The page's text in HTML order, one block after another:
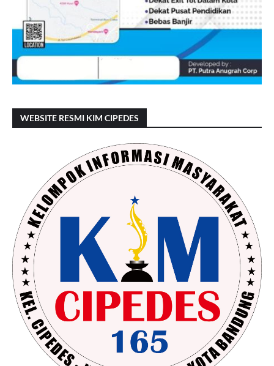
WEBSITE RESMI KIM CIPEDES